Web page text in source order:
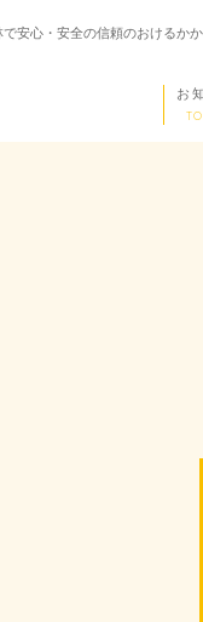
安心・安全の信頼のおける
お